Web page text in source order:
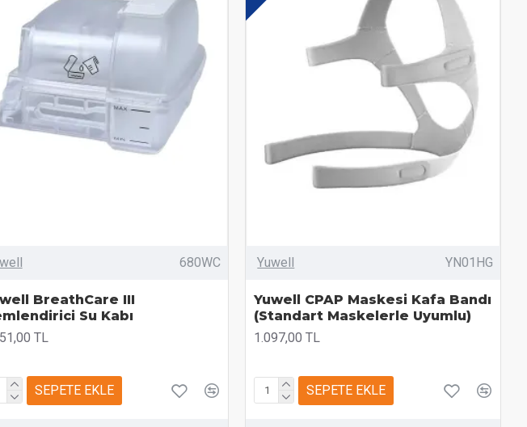
680WC
BreathCare III
Su Kabı
TL
SEPETE EKLE
Yuwell YN01HG
Yuwell CPAP Maskesi Kafa Bandı
(Standart Maskelerle Uyumlu)
1.097,00 TL
SEPETE EKLE